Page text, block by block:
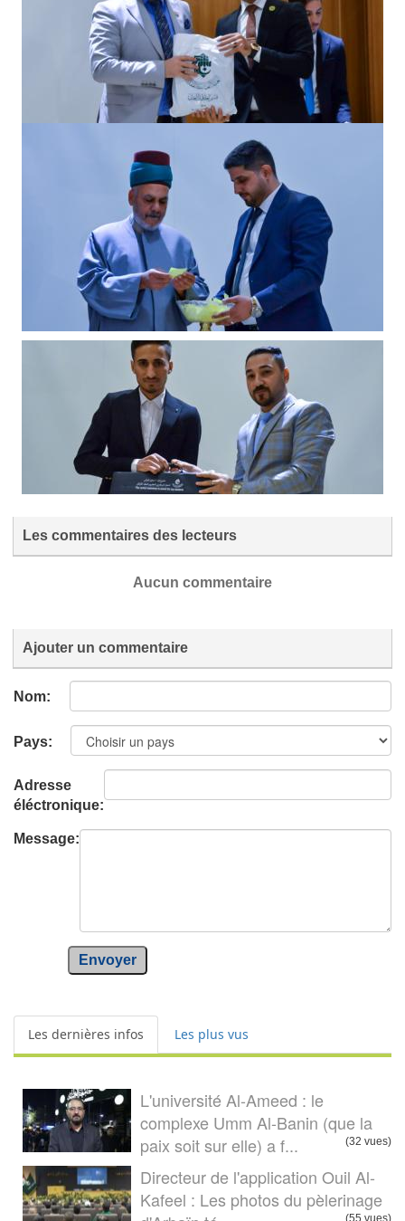
Les commentaires des lecteurs
Aucun commentaire
Ajouter un commentaire
Nom:
Pays:
Adresse
éléctronique:
Message:
Envoyer
Les dernières infos Les plus vus
L'université Al-Ameed : le
complexe Umm Al-Banin (que la
paix soit sur elle) a f...
(32 vues)
Directeur de l'application Ouil Al-
Kafeel : Les photos du pèlerinage